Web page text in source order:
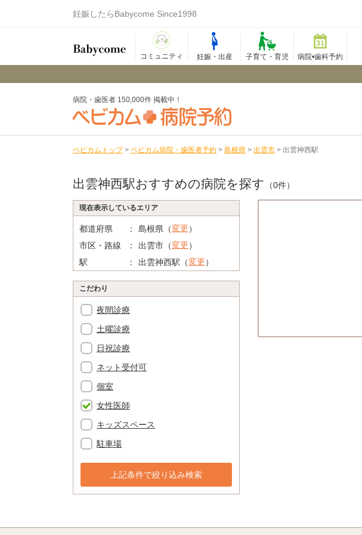
妊娠したらBabycome Since1998
コミュニティ 妊娠・出産 子育て・育児 病院•歯科予約
病院・歯医者 150,000件 掲載中！
ベビカムトップ > ベビカム病院・歯医者予約 > 島根県 > 出雲市 > 出雲神西駅
出雲神西駅おすすめの病院を探す （0件）
現在表示しているエリア
都道府県 島根県（変更）
市区・路線
出雲市（変更）
駅
出雲神西駅（変更）
こだわり
夜間診療
土曜診療
日祝診療
ネット受付可
個室
女性医師
キッズスペース
駐車場
上記条件で絞り込み検索